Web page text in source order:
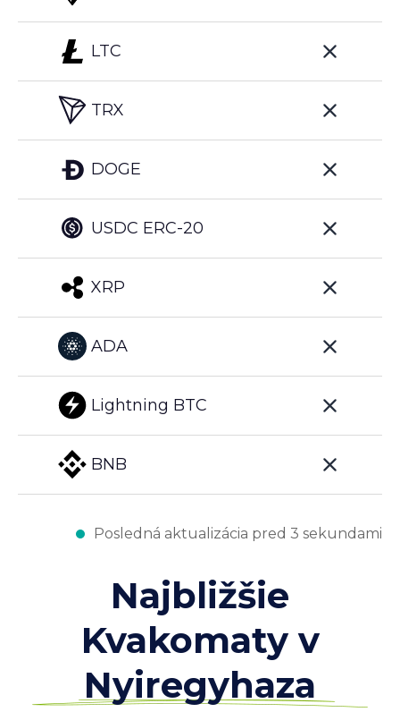
LTC
TRX
DOGE
USDC ERC-20
XRP
ADA
Lightning BTC
BNB
Posledná aktualizácia pred 3 sekundami
Najbližšie
Kvakomaty v
Nyiregyhaza